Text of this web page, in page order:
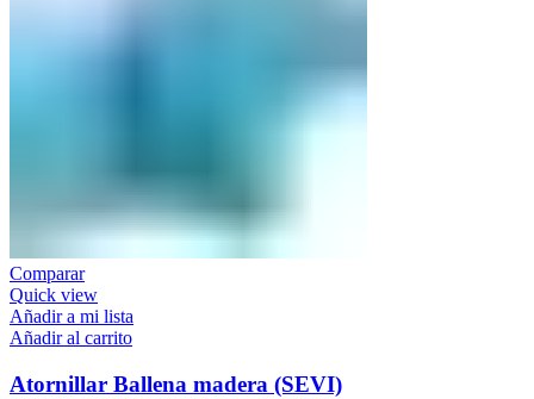
Comparar
Quick view
Añadir a mi lista
Añadir al carrito
Atornillar Ballena madera (SEVI)